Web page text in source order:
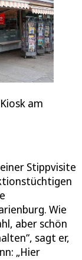
am
Stippvisite
Wie
aber schön
sagt er,
„Hier